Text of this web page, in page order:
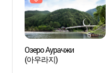
Озеро Аурачжи
(아우라지)